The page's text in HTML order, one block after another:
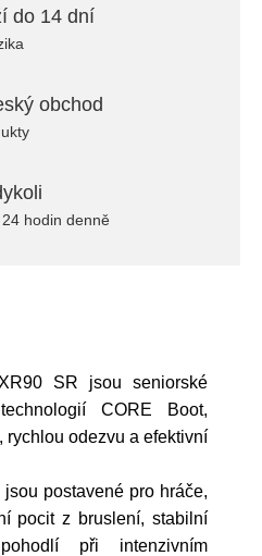
do 14 dní
obchod
hodin denně
SR jsou seniorské
CORE Boot,
rychlou odezvu a efektivní
postavené pro hráče,
pocit z bruslení, stabilní
při intenzivním